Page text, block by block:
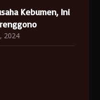
Kebumen, Ini
2024